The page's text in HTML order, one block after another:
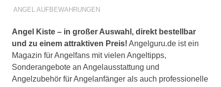
4. JULI 2019
R T
ANGEL AUFBEWAHRUNGEN
Angel Kiste – in großer Auswahl, direkt bestellbar
und zu einem attraktiven Preis! Angelguru.de ist ein
Magazin für Angelfans mit vielen Angeltipps,
Sonderangebote an Angelausstattung und
Angelzubehör für Angelanfänger als auch professionelle